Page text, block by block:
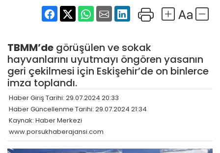
TBMM’de görüşülen ve sokak
hayvanlarını uyutmayı öngören yasanın
geri çekilmesi için Eskişehir’de on binlerce
imza toplandı.
Haber Giriş Tarihi: 29.07.2024 20:33
Haber Güncellenme Tarihi: 29.07.2024 21:34
Kaynak: Haber Merkezi
www.porsukhaberajansi.com